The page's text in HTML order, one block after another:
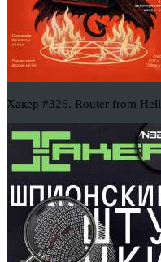
Хакер #326. Router from Hell